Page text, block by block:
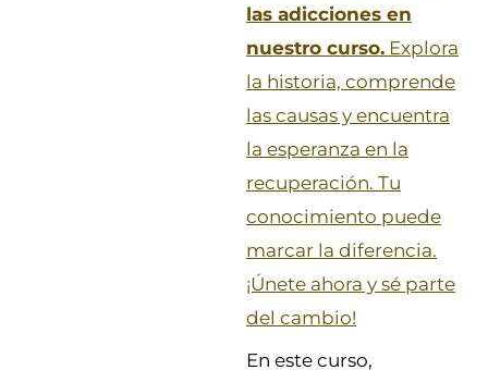
las adicciones en
nuestro curso. Explora
la historia, comprende
las causas y encuentra
la esperanza en la
recuperación. Tu
conocimiento puede
marcar la diferencia.
¡Únete ahora y sé parte
del cambio!
En este curso,